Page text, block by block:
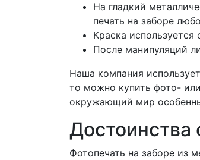
На гладкий
печать на заборе
Краска
После манипуляций
Наша компания
то можно купить фото-
окружающий мир
Достоинства
Фотопечать на заборе из